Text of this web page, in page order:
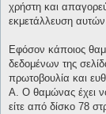
χρήστη και
εκμετάλλευση
Εφόσον κάποιος
δεδομένων της
πρωτοβουλία και
Α. Ο θαμώνας έχει
είτε από δίσκο 78